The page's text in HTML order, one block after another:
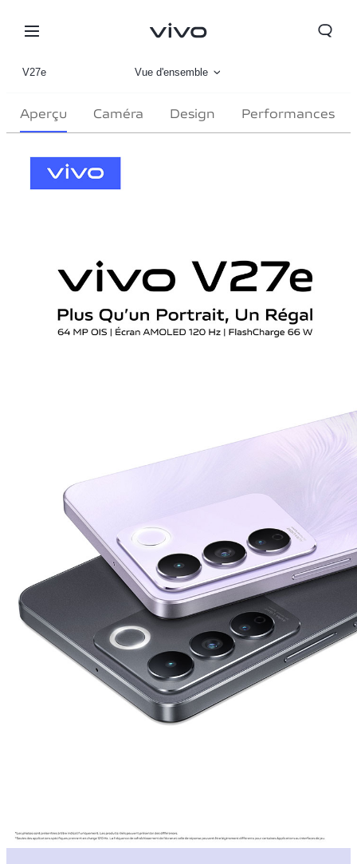
Morocco | Veuillez sélectionner le pays/la région
V27e Vue d'ensemble
Gallerie
Aperçu Caméra Design Performances